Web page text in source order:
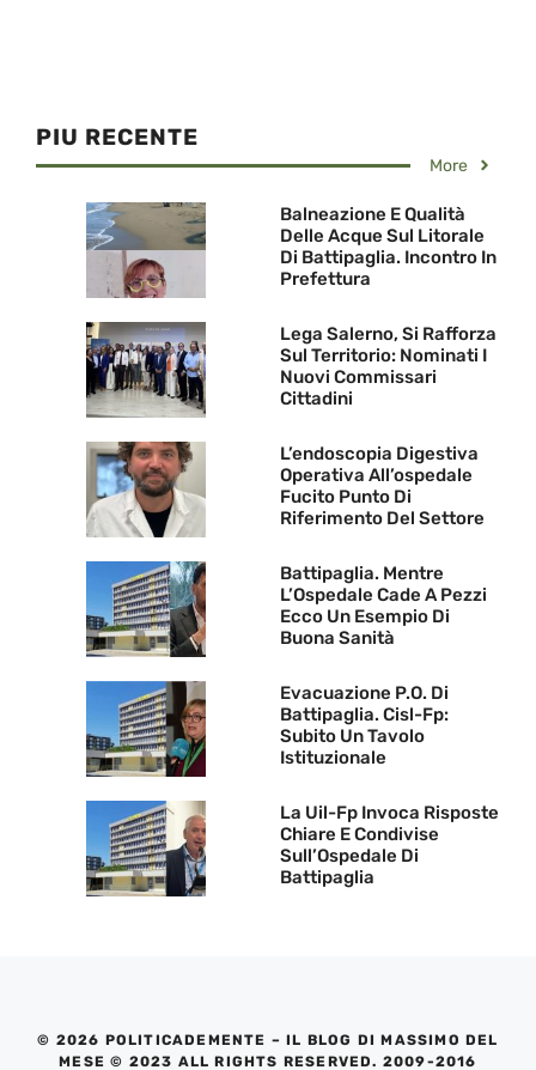
PIU RECENTE
More
Balneazione E Qualità
Delle Acque Sul Litorale
Di Battipaglia. Incontro In
Prefettura
Lega Salerno, Si Rafforza
Sul Territorio: Nominati I
Nuovi Commissari
Cittadini
L’endoscopia Digestiva
Operativa All’ospedale
Fucito Punto Di
Riferimento Del Settore
Battipaglia. Mentre
L’Ospedale Cade A Pezzi
Ecco Un Esempio Di
Buona Sanità
Evacuazione P.O. Di
Battipaglia. Cisl-Fp:
Subito Un Tavolo
Istituzionale
La Uil-Fp Invoca Risposte
Chiare E Condivise
Sull’Ospedale Di
Battipaglia
© 2026 POLITICADEMENTE – IL BLOG DI MASSIMO DEL
MESE © 2023 ALL RIGHTS RESERVED. 2009-2016